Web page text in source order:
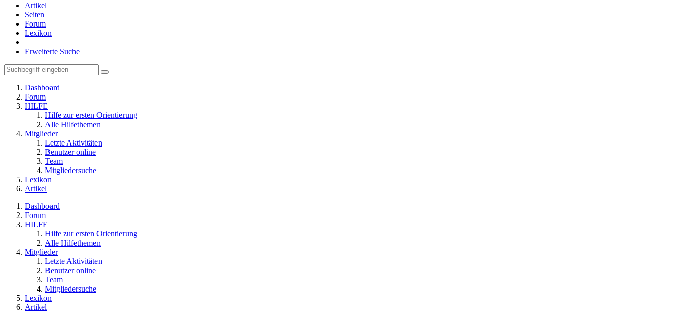
Artikel
Seiten
Forum
Lexikon
Erweiterte Suche
Dashboard
Forum
HILFE
Hilfe zur ersten Orientierung
Alle Hilfethemen
Mitglieder
Letzte Aktivitäten
Benutzer online
Team
Mitgliedersuche
Lexikon
Artikel
Dashboard
Forum
HILFE
Hilfe zur ersten Orientierung
Alle Hilfethemen
Mitglieder
Letzte Aktivitäten
Benutzer online
Team
Mitgliedersuche
Lexikon
Artikel